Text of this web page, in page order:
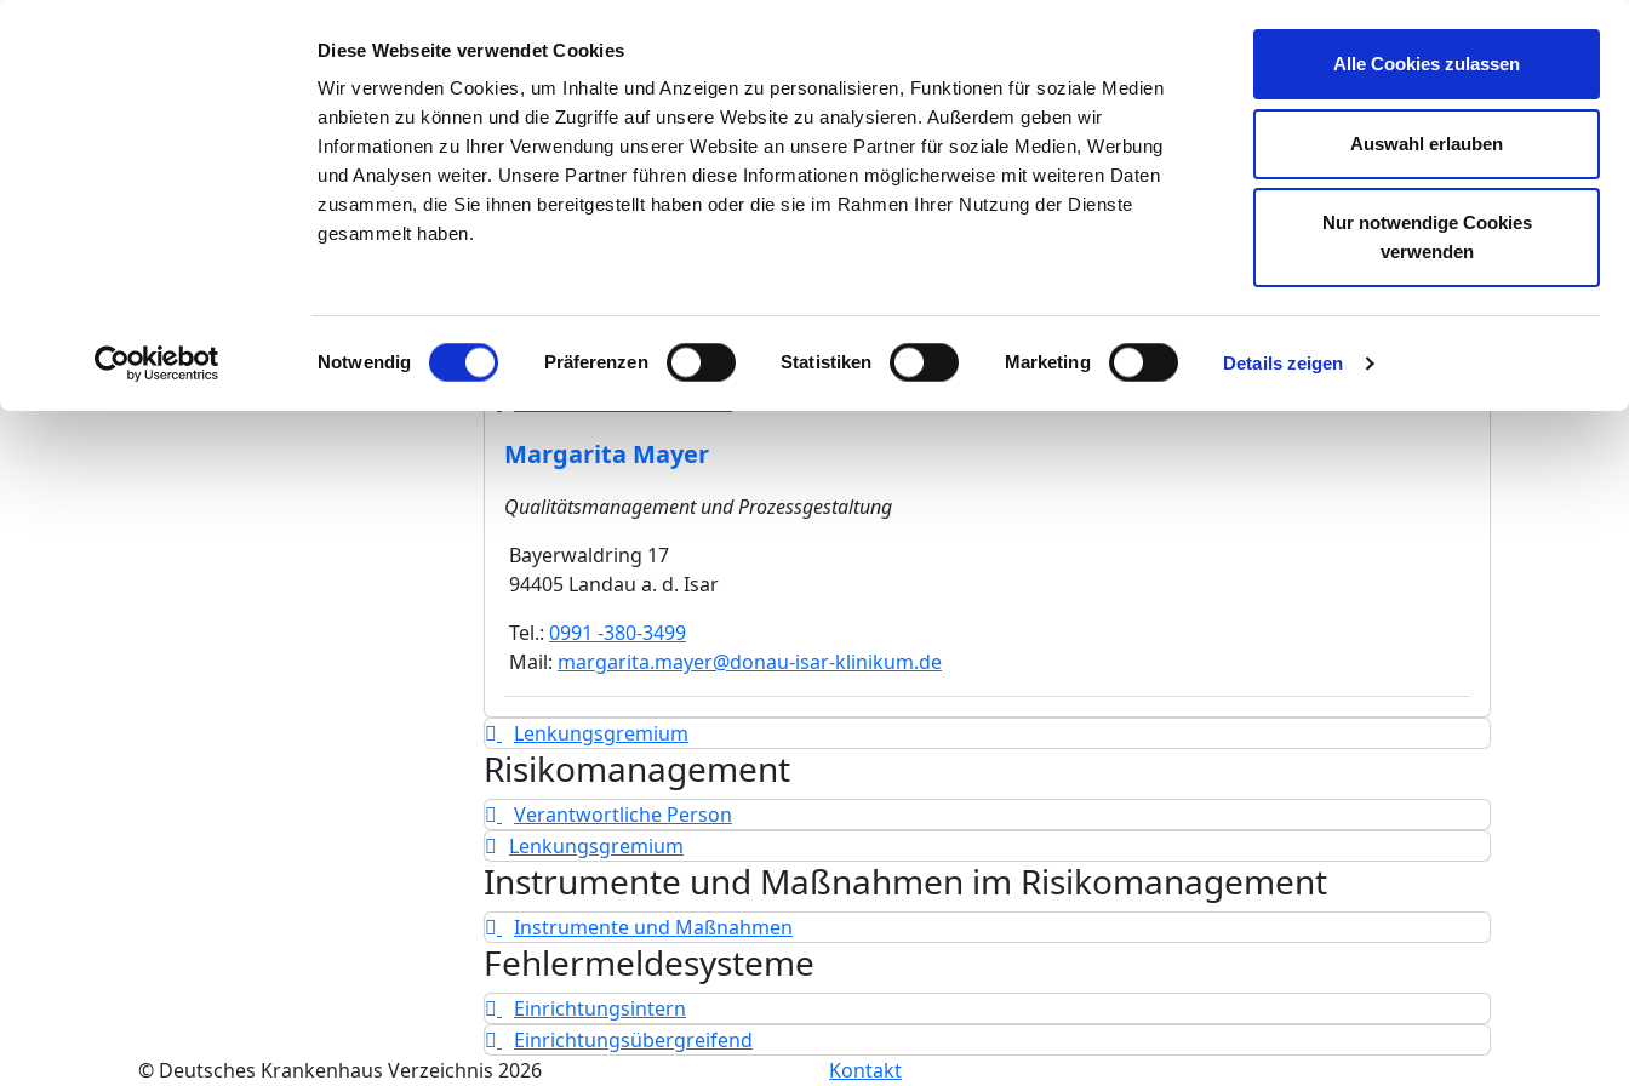
Diese Webseite verwendet Cookies
Wir verwenden Cookies, um Inhalte und Anzeigen zu personalisieren, Funktionen für soziale Medien
anbieten zu können und die Zugriffe auf unsere Website zu analysieren. Außerdem geben wir
Informationen zu Ihrer Verwendung unserer Website an unsere Partner für soziale Medien, Werbung
und Analysen weiter. Unsere Partner führen diese Informationen möglicherweise mit weiteren Daten
zusammen, die Sie ihnen bereitgestellt haben oder die sie im Rahmen Ihrer Nutzung der Dienste
gesammelt haben.
Einwilligungsauswahl
Notwendig Präferenzen Statistiken Marketing Details zeigen
Alle Cookies zulassen
Auswahl erlauben
Nur notwendige Cookies
verwenden
Ihre Meinung
Zur Krankenhaus-Startseite
DONAUISAR Klinikum Landau
Umgang mit Risiken in der Patientenversorgung
Qualitätsmanagement
Margarita Mayer
Qualitätsmanagement und Prozessgestaltung
Bayerwaldring 17
94405 Landau a. d. Isar
Tel.: 0991 -380-3499
Mail: ed.mukinilk-rasi-uanod@reyam.atiragram
Lenkungsgremium
Risikomanagement
Verantwortliche Person
Lenkungsgremium
Instrumente und Maßnahmen im Risikomanagement
Instrumente und Maßnahmen
Fehlermeldesysteme
Einrichtungsintern
Einrichtungsübergreifend
© Deutsches Krankenhaus Verzeichnis 2026
Kontakt